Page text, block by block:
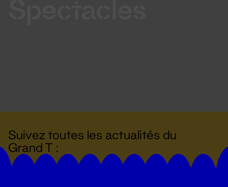
Suivez toutes les actualités du
Grand T :